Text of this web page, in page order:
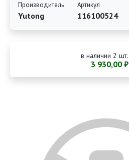
Производитель
Yutong
Артикул
116100524
в наличии 2 шт.
3 930,00 ₽